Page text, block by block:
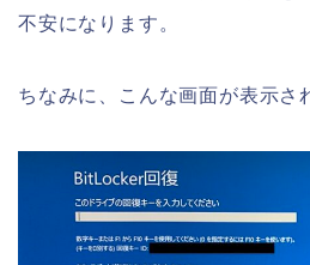
不安になります。
ちなみに、こんな画面が表示さ